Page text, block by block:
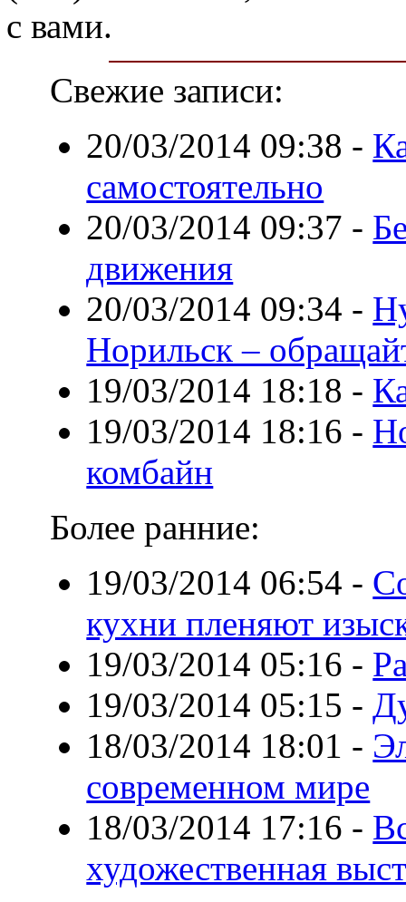
с вами.
Свежие записи:
20/03/2014 09:38 -
самостоятельно
20/03/2014 09:37 -
движения
20/03/2014 09:34 -
Норильск –
19/03/2014 18:18 -
19/03/2014 18:16 -
комбайн
Более ранние:
19/03/2014 06:54 -
кухни пленяют
19/03/2014 05:16 -
19/03/2014 05:15 -
18/03/2014 18:01 -
современном мире
18/03/2014 17:16 -
художественная